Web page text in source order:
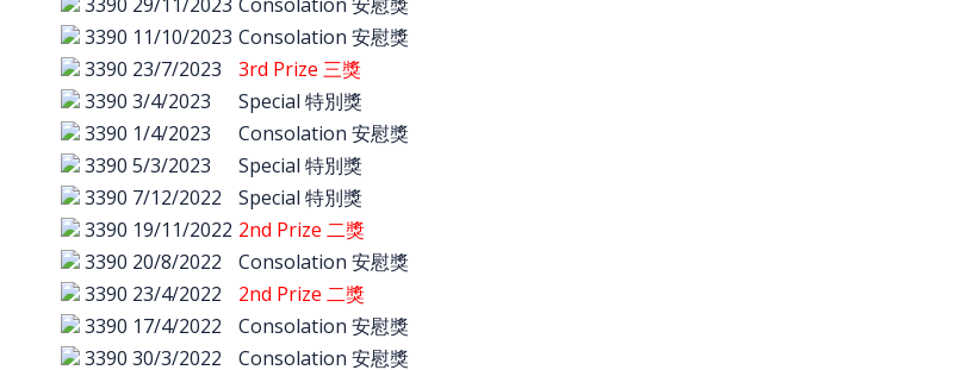
3390 11/10/2023 Consolation 安慰獎
3390 23/7/2023
3rd Prize 三獎
3390 3/4/2023
Special 特別獎
3390 1/4/2023
Consolation 安慰獎
3390 5/3/2023
Special 特別獎
3390 7/12/2022
Special 特別獎
3390 19/11/2022 2nd Prize 二獎
3390 20/8/2022
Consolation 安慰獎
3390 23/4/2022
2nd Prize 二獎
3390 17/4/2022
Consolation 安慰獎
3390 30/3/2022
Consolation 安慰獎